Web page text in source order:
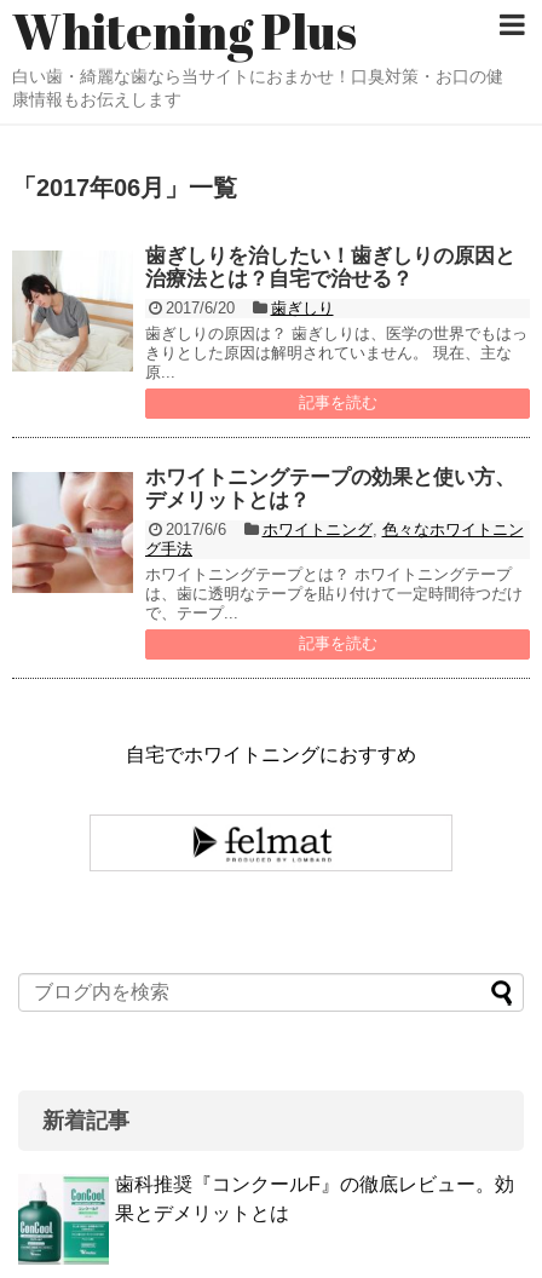
Whitening Plus
白い歯・綺麗な歯なら当サイトにおまかせ！口臭対策・お口の健
康情報もお伝えします
「 2017年06月 」 一覧
歯ぎしりを治したい！歯ぎしりの原因と
治療法とは？自宅で治せる？
2017/6/20
歯ぎしり
歯ぎしりの原因は？ 歯ぎしりは、医学の世界でもはっ
きりとした原因は解明されていません。 現在、主な
原...
記事を読む
ホワイトニングテープの効果と使い方、
デメリットとは？
2017/6/6 ホワイトニング, 色々なホワイトニン
グ手法
ホワイトニングテープとは？ ホワイトニングテープ
は、歯に透明なテープを貼り付けて一定時間待つだけ
で、テープ...
記事を読む
自宅でホワイトニングにおすすめ
新着記事
歯科推奨『コンクールF』の徹底レビュー。効
果とデメリットとは